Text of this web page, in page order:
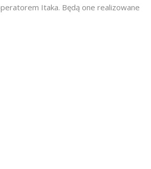
Itaka. Będą one realizowane